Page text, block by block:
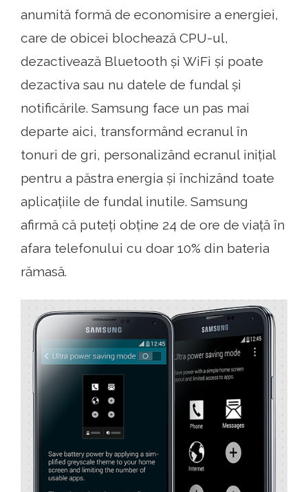
anumită formă de economisire a energiei,
care de obicei blochează CPU-ul,
dezactivează Bluetooth și WiFi și poate
dezactiva sau nu datele de fundal și
notificările. Samsung face un pas mai
departe aici, transformând ecranul în
tonuri de gri, personalizând ecranul inițial
pentru a păstra energia și închizând toate
aplicațiile de fundal inutile. Samsung
afirmă că puteți obține 24 de ore de viață în
afara telefonului cu doar 10% din bateria
rămasă.